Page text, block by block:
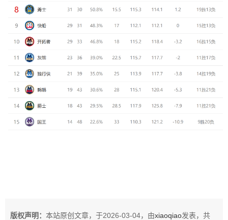
版权声明： 本站原创文章，于2026-03-04，由xiaoqiao发表，共